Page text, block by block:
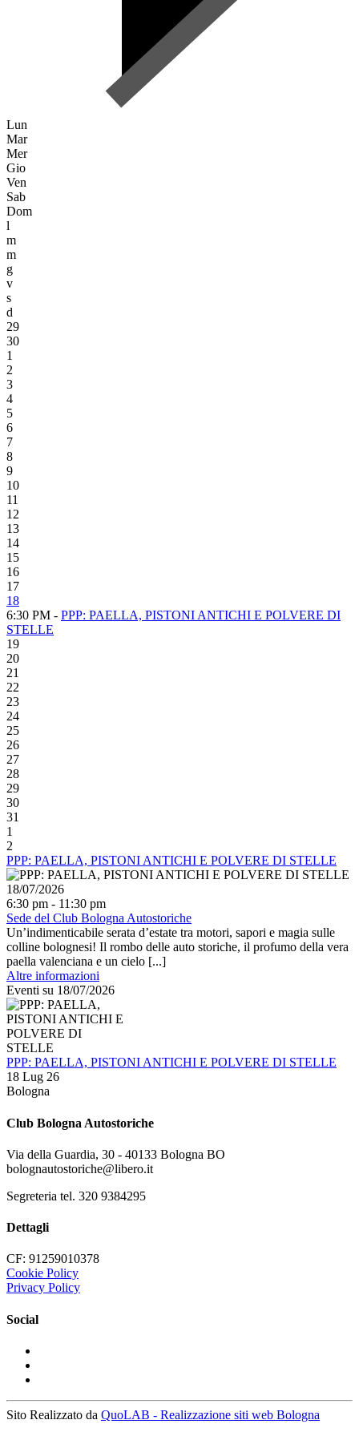
Lun
Mar
Mer
Gio
Ven
Sab
Dom
l
m
m
g
v
s
d
29
30
1
2
3
4
5
6
7
8
9
10
11
12
13
14
15
16
17
18
6:30 PM - PPP: PAELLA, PISTONI ANTICHI E POLVERE DI
STELLE
19
20
21
22
23
24
25
26
27
28
29
30
31
1
2
PPP: PAELLA, PISTONI ANTICHI E POLVERE DI STELLE
18/07/2026
6:30 pm - 11:30 pm
Sede del Club Bologna Autostoriche
Un’indimenticabile serata d’estate tra motori, sapori e magia sulle
colline bolognesi! Il rombo delle auto storiche, il profumo della vera
paella valenciana e un cielo [...]
Altre informazioni
Eventi su 18/07/2026
PPP: PAELLA, PISTONI ANTICHI E POLVERE DI STELLE
18 Lug 26
Bologna
Club Bologna Autostoriche
Via della Guardia, 30 - 40133 Bologna BO
bolognautostoriche@libero.it
Segreteria tel. 320 9384295
Dettagli
CF: 91259010378
Cookie Policy
Privacy Policy
Social
Sito Realizzato da QuoLAB - Realizzazione siti web Bologna